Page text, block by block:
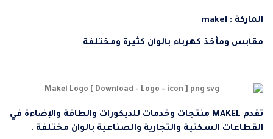
الماركة : makel
مقابس ومأخذ كهرباء بالوان كثيرة ومختلفة
تقدم MAKEL منتجات وخدمات للديكورات والطاقة والإضاءة في
القطاعات السكنية والتجارية والصناعية بالوان مختلفة .